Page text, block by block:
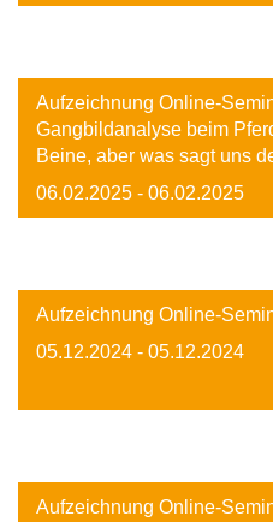
Aufzeichnung Online-
Gangbildanalyse beim
Beine, aber was sagt uns
06.02.2025 - 06.02.2025
Aufzeichnung Online-
05.12.2024 - 05.12.2024
Aufzeichnung Online-